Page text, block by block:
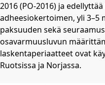
2016 (PO-2016) ja
adheesiokertoimen, yli 3–5
paksuuden sekä
osavarmuusluvun
laskentaperiaatteet ovat
Ruotsissa ja Norjassa.